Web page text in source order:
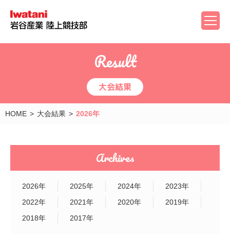
Result
大会結果
HOME 大会結果 2026年
Archives
2026年 2025年 2024年
2023年
2022年
2021年 2020年
2019年
2018年
2017年